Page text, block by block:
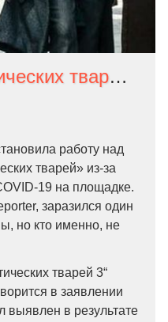
Съемки «Фантастических тварей 3» вновь заморозили. У члена съемочной группы обнаружен коронавирус
работу над
тварей» из-за
19 на площадке.
заразился один
но кто именно, не
тварей 3“
в заявлении
в результате